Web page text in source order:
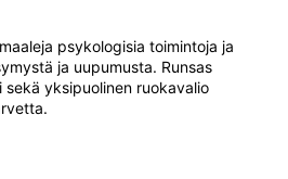
€.
on:
psykologisia toimintoja ja
ja uupumusta. Runsas
yksipuolinen ruokavalio